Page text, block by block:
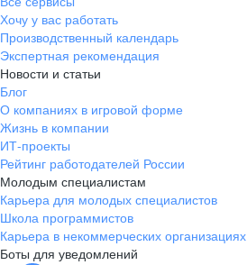
Хочу у вас работать
Производственный календарь
Экспертная рекомендация
Новости и статьи
Блог
О компаниях в игровой форме
Жизнь в компании
ИТ-проекты
Рейтинг работодателей России
Молодым специалистам
Карьера для молодых специалистов
Школа программистов
Карьера в некоммерческих организациях
Боты для уведомлений